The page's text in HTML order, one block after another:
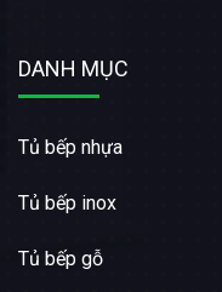
DANH MỤC
Tủ bếp nhựa
Tủ bếp inox
Tủ bếp gỗ